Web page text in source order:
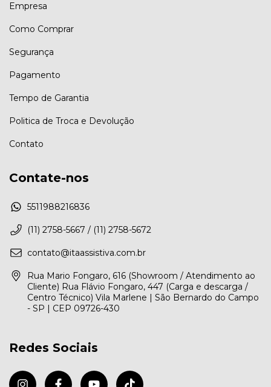
Empresa
Como Comprar
Segurança
Pagamento
Tempo de Garantia
Politica de Troca e Devolução
Contato
Contate-nos
5511988216836
(11) 2758-5667 / (11) 2758-5672
contato@itaassistiva.com.br
Rua Mario Fongaro, 616 (Showroom / Atendimento ao
Cliente) Rua Flávio Fongaro, 447 (Carga e descarga /
Centro Técnico) Vila Marlene | São Bernardo do Campo
- SP | CEP 09726-430
Redes Sociais